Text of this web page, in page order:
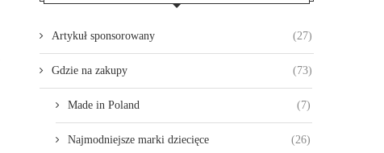
Artykuł sponsorowany (27)
Gdzie na zakupy (73)
Made in Poland (7)
Najmodniejsze marki dziecięce (26)